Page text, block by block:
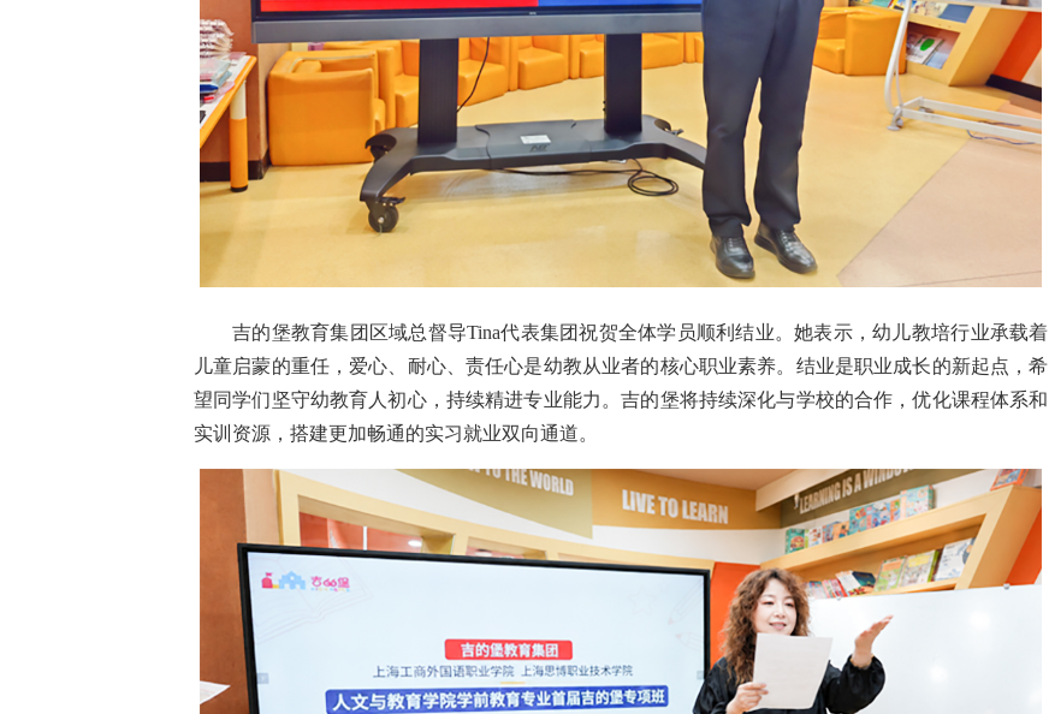
吉的堡教育集团区域总督导Tina代表集团祝贺全体学员顺利结业。她表示，幼儿教培行业承载着
儿童启蒙的重任，爱心、耐心、责任心是幼教从业者的核心职业素养。结业是职业成长的新起点，希
望同学们坚守幼教育人初心，持续精进专业能力。吉的堡将持续深化与学校的合作，优化课程体系和
实训资源，搭建更加畅通的实习就业双向通道。